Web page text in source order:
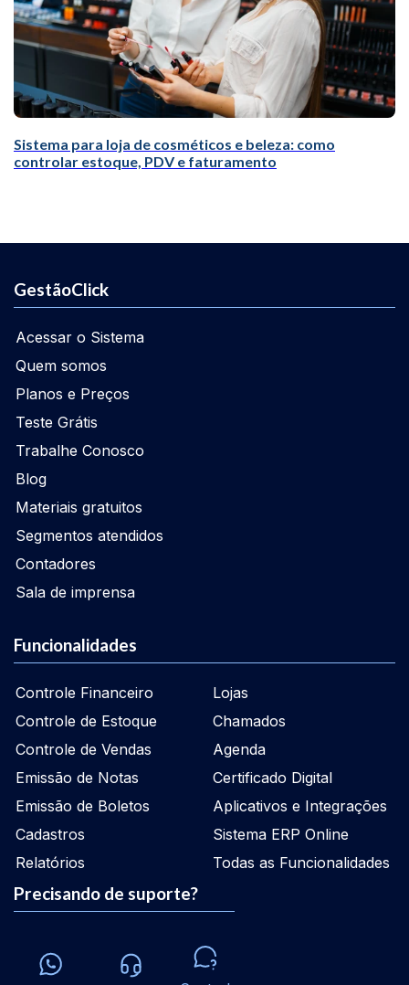
Sistema para loja de cosméticos e beleza: como
controlar estoque, PDV e faturamento
GestãoClick
Acessar o Sistema
Quem somos
Planos e Preços
Teste Grátis
Trabalhe Conosco
Blog
Materiais gratuitos
Segmentos atendidos
Contadores
Sala de imprensa
Funcionalidades
Controle Financeiro
Controle de Estoque
Controle de Vendas
Emissão de Notas
Emissão de Boletos
Cadastros
Relatórios
Lojas
Chamados
Agenda
Certificado Digital
Aplicativos e Integrações
Sistema ERP Online
Todas as Funcionalidades
Precisando de suporte?